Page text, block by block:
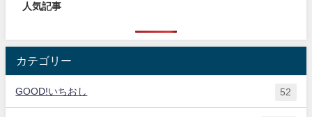
人気記事
カテゴリー
GOOD!いちおし 52